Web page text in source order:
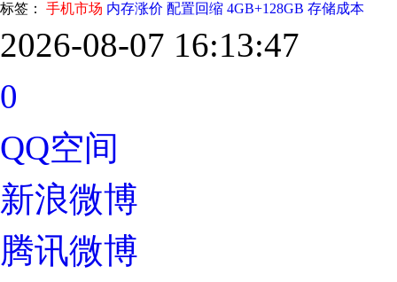
标签： 手机市场 内存涨价 配置回缩 4GB+128GB 存储成本
2026-08-07 16:13:47
0
QQ空间
新浪微博
腾讯微博